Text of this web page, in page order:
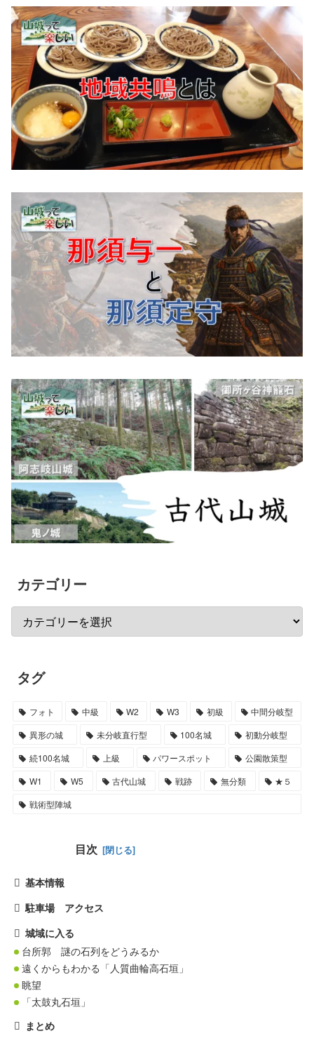
カテゴリー
タグ
フォト 中級 W2 W3 初級
中間分岐型
異形の城
未分岐直行型 100名城
初動分岐型
続100名城
上級 パワースポット
公園散策型
W1
W5 古代山城 戦跡 無分類
★５
戦術型陣城
目次
基本情報
駐車場 アクセス
城域に入る
台所郭 謎の石列をどうみるか
遠くからもわかる「人質曲輪高石垣」
眺望
「太鼓丸石垣」
まとめ